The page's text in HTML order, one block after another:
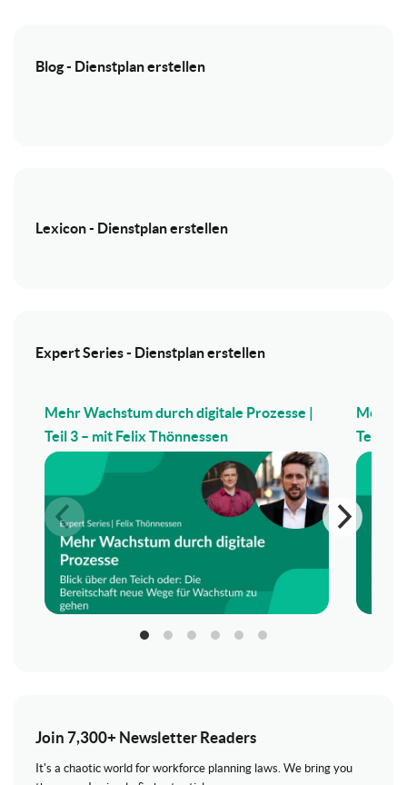
Blog - Dienstplan erstellen
Lexicon - Dienstplan erstellen
Expert Series - Dienstplan erstellen
Mehr Wachstum durch digitale Prozesse |
Teil 3 – mit Felix Thönnessen
Mehr
Teil 2 –
Join 7,300+ Newsletter Readers
It's a chaotic world for workforce planning laws. We bring you